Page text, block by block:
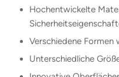
Hochentwickelte
Verschiedene
Unterschiedliche